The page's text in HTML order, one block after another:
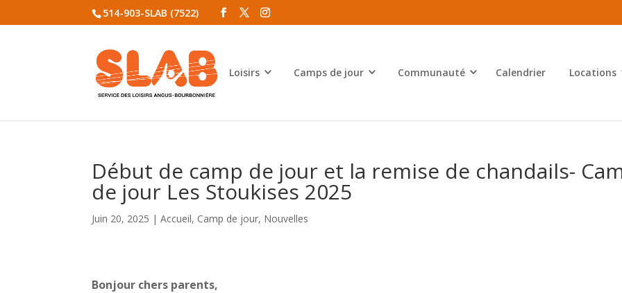
514-903-SLAB (7522)
Loisirs Camps de jour Communauté Calendrier Locations
Début de camp de jour et la remise de chandails-
de jour Les Stoukises 2025
Juin 20, 2025 | Accueil, Camp de jour, Nouvelles
Bonjour chers parents,